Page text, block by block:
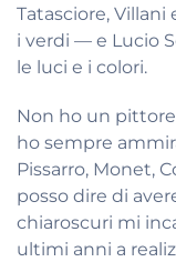
Tatasciore,
i verdi — e Lucio
le luci e i colori.
Non ho un
ho sempre
Pissarro, Monet,
posso dire di
chiaroscuri mi
ultimi anni a